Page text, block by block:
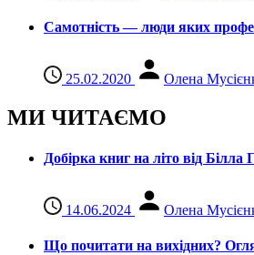
Самотність — люди яких
25.02.2020 Олена
МИ ЧИТАЄМО
Добірка книг на літо від Білла
14.06.2024 Олена
Що почитати на вихідних?